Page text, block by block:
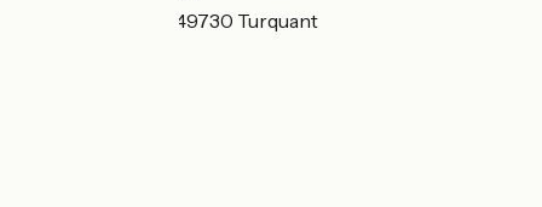
3 rue du Val Hulin 49730 Turquant